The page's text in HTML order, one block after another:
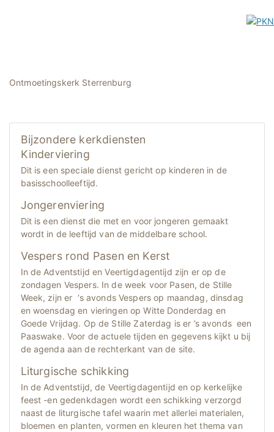
Ontmoetingskerk Sterrenburg
Bijzondere kerkdiensten
Kinderviering
Dit is een speciale dienst gericht op kinderen in de
basisschoolleeftijd.
Jongerenviering
Dit is een dienst die met en voor jongeren gemaakt
wordt in de leeftijd van de middelbare school.
Vespers rond Pasen en Kerst
In de Adventstijd en Veertigdagentijd zijn er op de
zondagen Vespers. In de week voor Pasen, de Stille
Week, zijn er ‘s avonds Vespers op maandag, dinsdag
en woensdag en vieringen op Witte Donderdag en
Goede Vrijdag. Op de Stille Zaterdag is er ’s avonds een
Paaswake. Voor de actuele tijden en gegevens kijkt u bij
de agenda aan de rechterkant van de site.
Liturgische schikking
In de Adventstijd, de Veertigdagentijd en op kerkelijke
feest -en gedenkdagen wordt een schikking verzorgd
naast de liturgische tafel waarin met allerlei materialen,
bloemen en planten, vormen en kleuren het thema van